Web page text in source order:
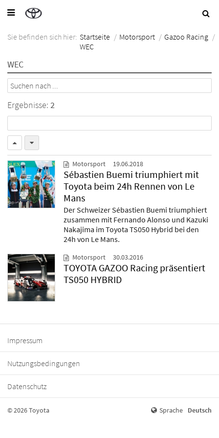
Sie befinden sich hier: Startseite / Motorsport / Gazoo Racing /
WEC
WEC
Ergebnisse: 2
Motorsport 19.06.2018
Sébastien Buemi triumphiert mit
Toyota beim 24h Rennen von Le
Mans
Der Schweizer Sébastien Buemi triumphiert
zusammen mit Fernando Alonso und Kazuki
Nakajima im Toyota TS050 Hybrid bei den
24h von Le Mans.
Motorsport 30.03.2016
TOYOTA GAZOO Racing präsentiert
TS050 HYBRID
Impressum
Nutzungsbedingungen
Datenschutz
© 2026 Toyota Sprache Deutsch